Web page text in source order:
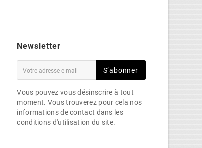
Newsletter
S’abonner
Vous pouvez vous désinscrire à tout
moment. Vous trouverez pour cela nos
informations de contact dans les
conditions d'utilisation du site.